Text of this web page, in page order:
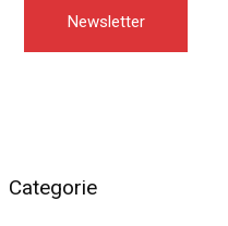
Newsletter
Categorie